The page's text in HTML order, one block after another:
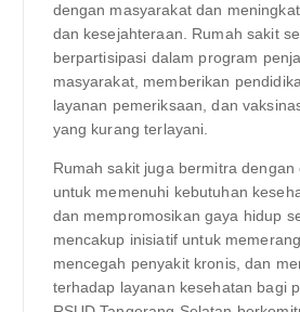
dengan masyarakat dan
dan kesejahteraan. Rumah sakit
berpartisipasi dalam program
masyarakat, memberikan
layanan pemeriksaan, dan
yang kurang terlayani.
Rumah sakit juga bermitra dengan
untuk memenuhi kebutuhan
dan mempromosikan gaya hidup
mencakup inisiatif untuk
mencegah penyakit kronis, dan
terhadap layanan kesehatan bagi